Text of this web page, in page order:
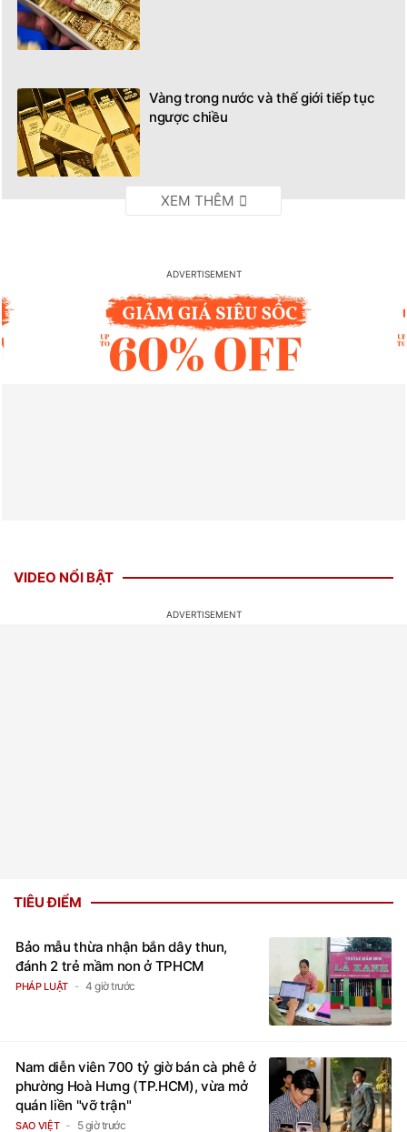
Vàng trong nước và thế giới tiếp tục
ngược chiều
VIDEO NỔI BẬT
TIÊU ĐIỂM
Bảo mẫu thừa nhận bắn dây thun,
đánh 2 trẻ mầm non ở TPHCM
PHÁP LUẬT 4 giờ trước
Nam diễn viên 700 tỷ giờ bán cà phê ở
phường Hoà Hưng (TP.HCM), vừa mở
quán liền "vỡ trận"
SAO VIỆT 5 giờ trước